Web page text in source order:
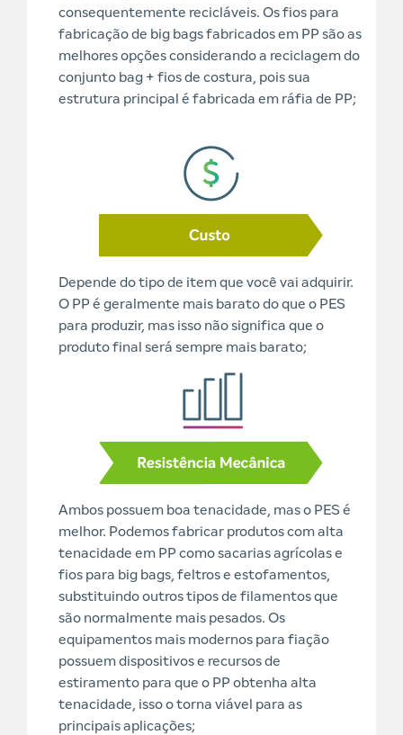
consequentemente recicláveis. Os fios para
fabricação de big bags fabricados em PP são as
melhores opções considerando a reciclagem do
conjunto bag + fios de costura, pois sua
estrutura principal é fabricada em ráfia de PP;
Depende do tipo de item que você vai adquirir.
O PP é geralmente mais barato do que o PES
para produzir, mas isso não significa que o
produto final será sempre mais barato;
Ambos possuem boa tenacidade, mas o PES é
melhor. Podemos fabricar produtos com alta
tenacidade em PP como sacarias agrícolas e
fios para big bags, feltros e estofamentos,
substituindo outros tipos de filamentos que
são normalmente mais pesados. Os
equipamentos mais modernos para fiação
possuem dispositivos e recursos de
estiramento para que o PP obtenha alta
tenacidade, isso o torna viável para as
principais aplicações;